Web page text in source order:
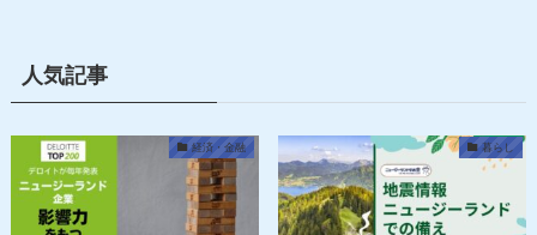
人気記事
経済・金融 暮らし